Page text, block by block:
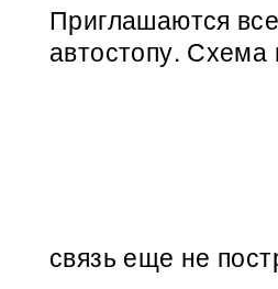
Приглашаются
автостопу.
связь еще не